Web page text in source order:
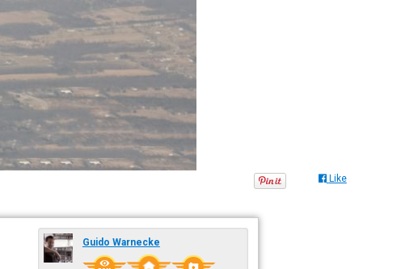
Like
Guido Warnecke